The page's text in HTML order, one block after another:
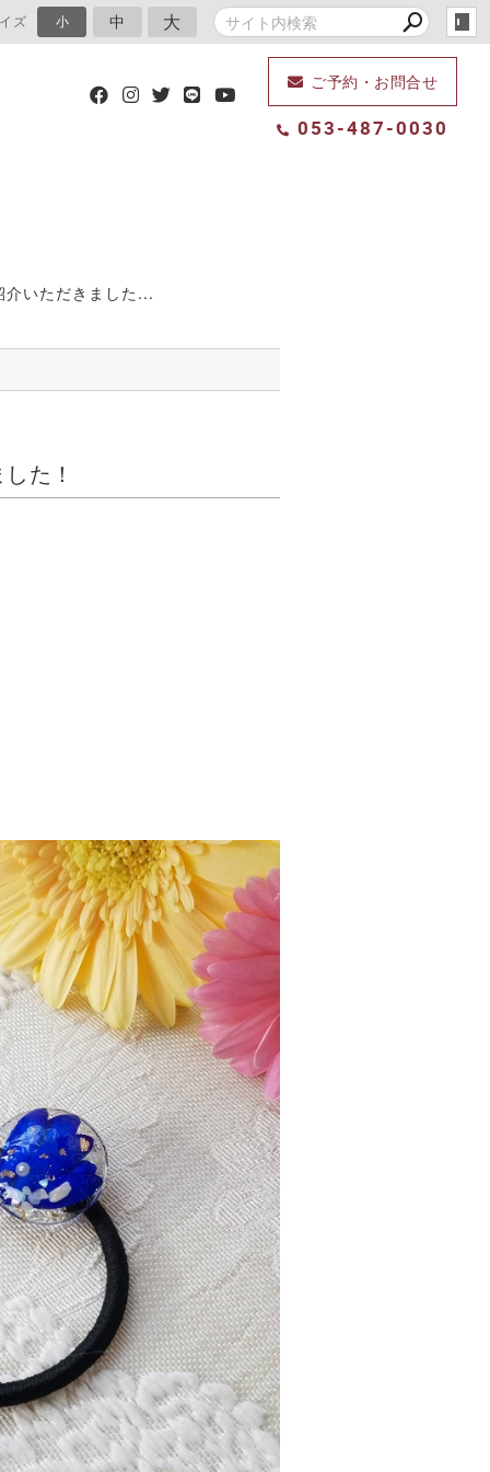
ズ 小 中 大
ご予約・お問合せ
053-487-0030
介いただきました...
た！